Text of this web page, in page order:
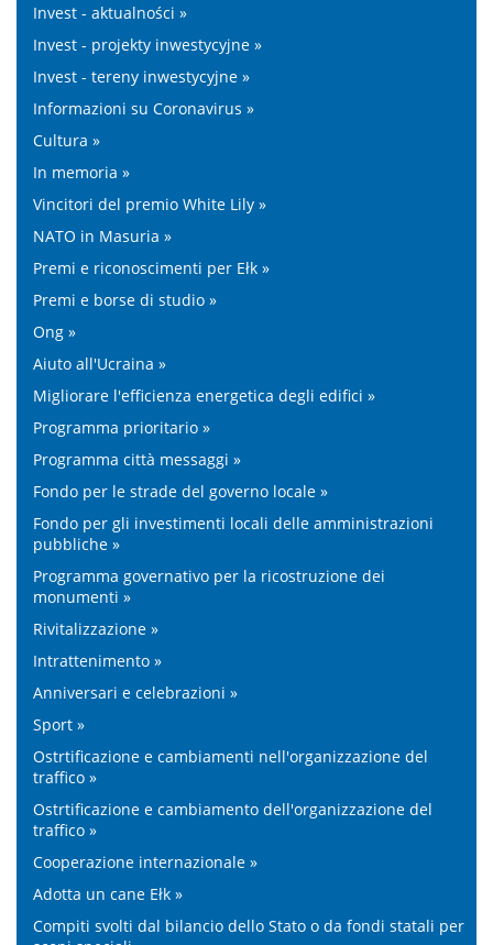
Invest - aktualności »
Invest - projekty inwestycyjne »
Invest - tereny inwestycyjne »
Informazioni su Coronavirus »
Cultura »
In memoria »
Vincitori del premio White Lily »
NATO in Masuria »
Premi e riconoscimenti per Ełk »
Premi e borse di studio »
Ong »
Aiuto all'Ucraina »
Migliorare l'efficienza energetica degli edifici »
Programma prioritario »
Programma città messaggi »
Fondo per le strade del governo locale »
Fondo per gli investimenti locali delle amministrazioni
pubbliche »
Programma governativo per la ricostruzione dei
monumenti »
Rivitalizzazione »
Intrattenimento »
Anniversari e celebrazioni »
Sport »
Ostrtificazione e cambiamenti nell'organizzazione del
traffico »
Ostrtificazione e cambiamento dell'organizzazione del
traffico »
Cooperazione internazionale »
Adotta un cane Ełk »
Compiti svolti dal bilancio dello Stato o da fondi statali per